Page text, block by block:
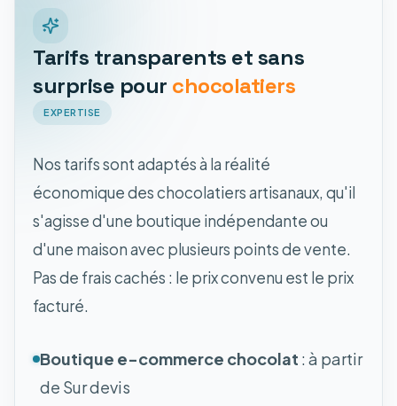
Tarifs transparents et sans
surprise pour chocolatiers
EXPERTISE
Nos tarifs sont adaptés à la réalité
économique des chocolatiers artisanaux, qu'il
s'agisse d'une boutique indépendante ou
d'une maison avec plusieurs points de vente.
Pas de frais cachés : le prix convenu est le prix
facturé.
Boutique e-commerce chocolat : à partir
de Sur devis